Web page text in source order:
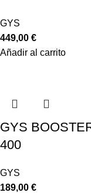
GYS
449,00 €
Añadir al carrito
GYS
400
GYS
189,00 €